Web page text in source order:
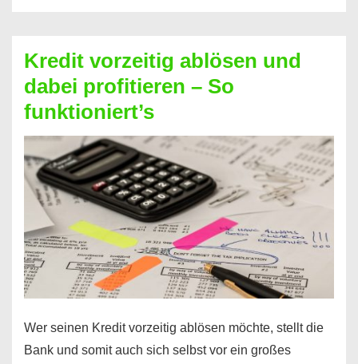
Kredit
berechnen
–
Mit
diesen
Regeln!
Kredit vorzeitig ablösen und
dabei profitieren – So
funktioniert’s
Wer seinen Kredit vorzeitig ablösen möchte, stellt die
Bank und somit auch sich selbst vor ein großes